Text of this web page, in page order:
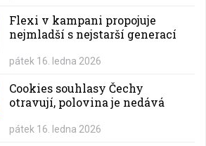
Flexi v kampani propojuje
nejmladší s nejstarší generací
pátek 16. ledna 2026
Cookies souhlasy Čechy
otravují, polovina je nedává
pátek 16. ledna 2026